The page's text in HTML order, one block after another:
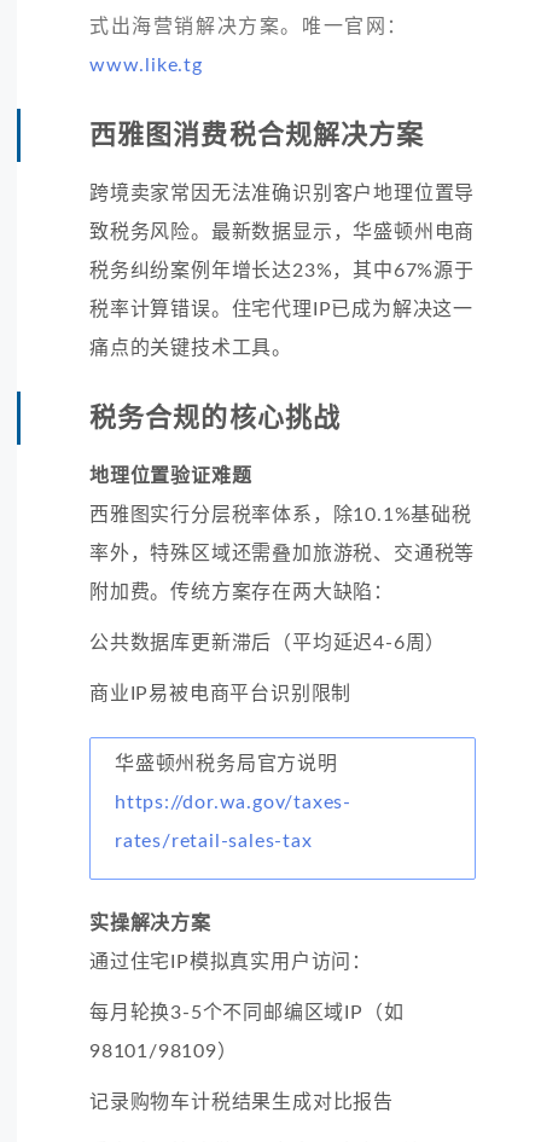
式出海营销解决方案。唯一官网：
www.like.tg
西雅图消费税合规解决方案
跨境卖家常因无法准确识别客户地理位置导
致税务风险。最新数据显示，华盛顿州电商
税务纠纷案例年增长达23%，其中67%源于
税率计算错误。住宅代理IP已成为解决这一
痛点的关键技术工具。
税务合规的核心挑战
地理位置验证难题
西雅图实行分层税率体系，除10.1%基础税
率外，特殊区域还需叠加旅游税、交通税等
附加费。传统方案存在两大缺陷：
公共数据库更新滞后（平均延迟4-6周）
商业IP易被电商平台识别限制
华盛顿州税务局官方说明
https://dor.wa.gov/taxes-
rates/retail-sales-tax
实操解决方案
通过住宅IP模拟真实用户访问：
每月轮换3-5个不同邮编区域IP（如
98101/98109）
记录购物车计税结果生成对比报告